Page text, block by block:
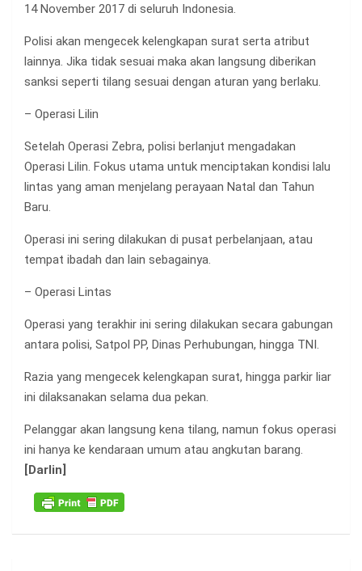
14 November 2017 di seluruh Indonesia.
Polisi akan mengecek kelengkapan surat serta atribut
lainnya. Jika tidak sesuai maka akan langsung diberikan
sanksi seperti tilang sesuai dengan aturan yang berlaku.
– Operasi Lilin
Setelah Operasi Zebra, polisi berlanjut mengadakan
Operasi Lilin. Fokus utama untuk menciptakan kondisi lalu
lintas yang aman menjelang perayaan Natal dan Tahun
Baru.
Operasi ini sering dilakukan di pusat perbelanjaan, atau
tempat ibadah dan lain sebagainya.
– Operasi Lintas
Operasi yang terakhir ini sering dilakukan secara gabungan
antara polisi, Satpol PP, Dinas Perhubungan, hingga TNI.
Razia yang mengecek kelengkapan surat, hingga parkir liar
ini dilaksanakan selama dua pekan.
Pelanggar akan langsung kena tilang, namun fokus operasi
ini hanya ke kendaraan umum atau angkutan barang.
[Darlin]